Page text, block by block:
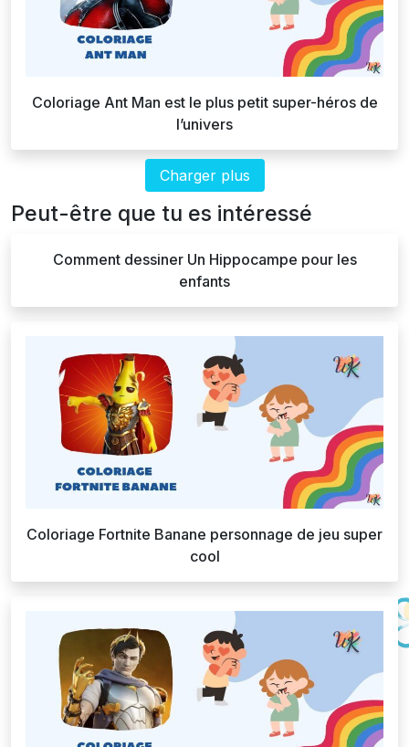
Coloriage Ant Man est le plus petit super-héros de
l’univers
Charger plus
Peut-être que tu es intéressé
Comment dessiner Un Hippocampe pour les
enfants
Coloriage Fortnite Banane personnage de jeu super
cool